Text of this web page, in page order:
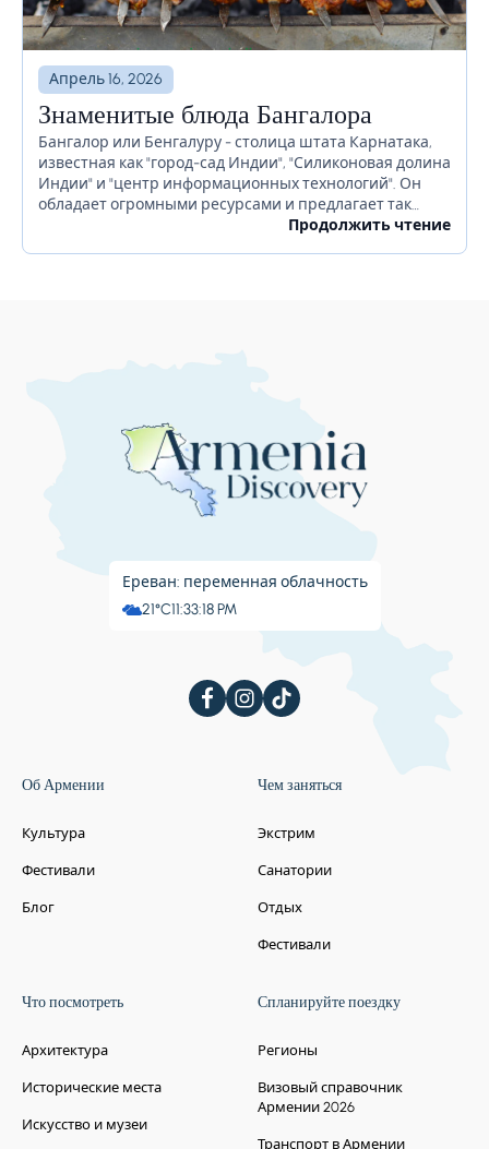
Апрель 16, 2026
Знаменитые блюда Бангалора
Бангалор или Бенгалуру - столица штата Карнатака,
известная как "город-сад Индии", "Силиконовая долина
Индии" и "центр информационных технологий". Он
обладает огромными ресурсами и предлагает так
много для своих жителей. Бангалор славится
Продолжить чтение
Ереван: переменная облачность
21°C11:33:19 PM
Об Армении
Культура
Фестивали
Блог
Чем заняться
Экстрим
Санатории
Отдых
Фестивали
Что посмотреть
Архитектура
Исторические места
Искусство и музеи
Спланируйте поездку
Регионы
Визовый справочник
Армении 2026
Транспорт в Армении